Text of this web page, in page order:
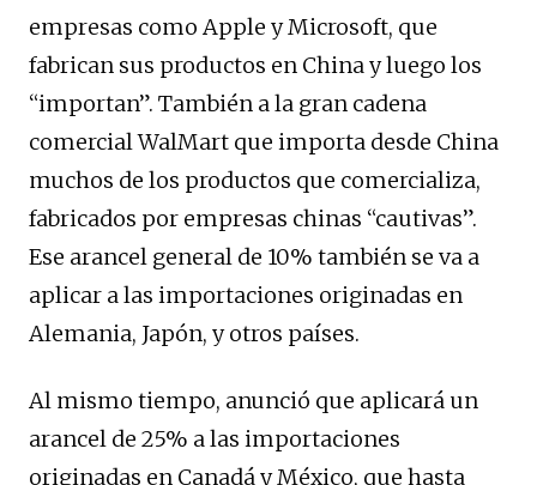
empresas como Apple y Microsoft, que
fabrican sus productos en China y luego los
“importan”. También a la gran cadena
comercial WalMart que importa desde China
muchos de los productos que comercializa,
fabricados por empresas chinas “cautivas”.
Ese arancel general de 10% también se va a
aplicar a las importaciones originadas en
Alemania, Japón, y otros países.
Al mismo tiempo, anunció que aplicará un
arancel de 25% a las importaciones
originadas en Canadá y México, que hasta